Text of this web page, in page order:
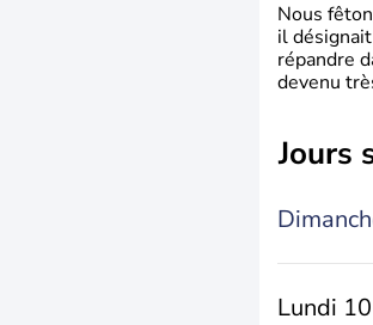
Nous
il
répandre
devenu
jours
Lundi 10